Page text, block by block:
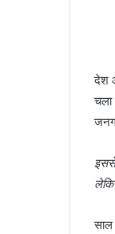
देश
चला